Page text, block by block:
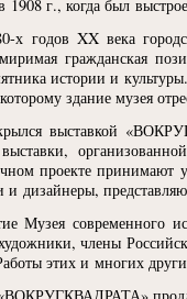
1908 г., когда был
х годов XX века
гражданская
истории и
здание музея
выставкой «
проекте принимают
и дизайнеры,
Музея современного
члены
этих и многих